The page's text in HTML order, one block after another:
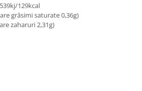
129kcal
grăsimi saturate 0,36g)
zaharuri 2,31g)